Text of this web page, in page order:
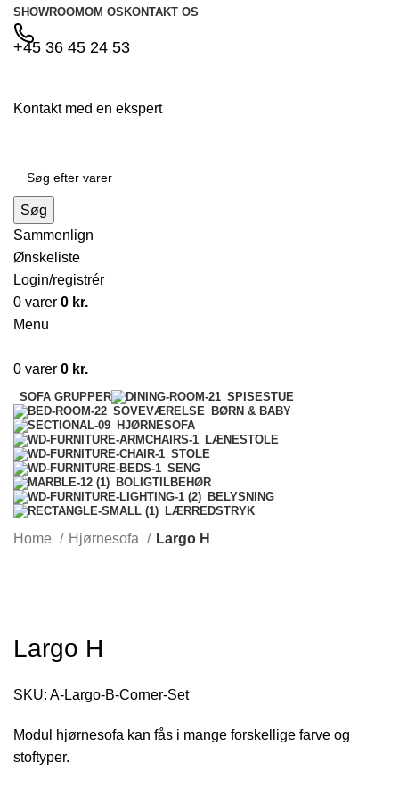
SHOWROOMOM OS KONTAKT OS
+45 36 45 24 53
Kontakt med en ekspert
Søg
Sammenlign
Ønskeliste
Login/registrér
0 varer 0 kr.
Menu
0 varer 0 kr.
SOFA GRUPPER
SPISESTUE
SOVEVÆRELSE BØRN & BABY
HJØRNESOFA
LÆNESTOLE
STOLE
SENG
BOLIGTILBEHØR
BELYSNING
LÆRREDSTRYK
Home Hjørnesofa Largo H
Largo H
SKU:A-Largo-B-Corner-Set
Modul hjørnesofa kan fås i mange forskellige farve og
stoftyper.